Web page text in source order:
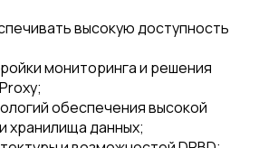
высокую доступность
мониторинга и решения
обеспечения высокой
хранилища данных;